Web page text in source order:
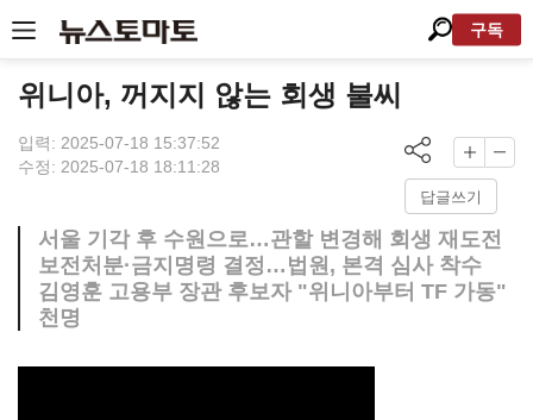
구독
위니아, 꺼지지 않는 회생 불씨
입력: 2025-07-18 15:37:52
수정: 2025-07-18 18:11:28
답글쓰기
서울 기각 후 수원으로…관할 변경해 회생 재도전
보전처분·금지명령 결정…법원, 본격 심사 착수
김영훈 고용부 장관 후보자 "위니아부터 TF 가동"
천명